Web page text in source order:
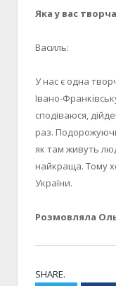
Яка у вас
Василь:
У нас є одна
Івано-
сподіваюся,
раз.
як там живуть
найкраща. Тому
України.
Розмовляла
SHARE.